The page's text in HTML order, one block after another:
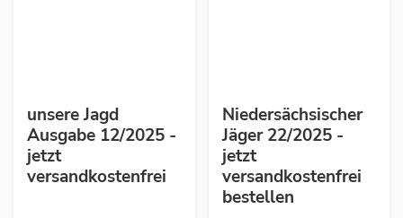
unsere Jagd
Ausgabe 12/2025 -
jetzt
versandkostenfrei
Niedersächsischer
Jäger 22/2025 -
jetzt
versandkostenfrei
bestellen